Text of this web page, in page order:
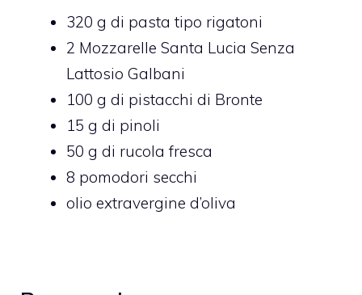
320 g di pasta tipo rigatoni
2 Mozzarelle Santa Lucia Senza
Lattosio Galbani
100 g di pistacchi di Bronte
15 g di pinoli
50 g di rucola fresca
8 pomodori secchi
olio extravergine d’oliva